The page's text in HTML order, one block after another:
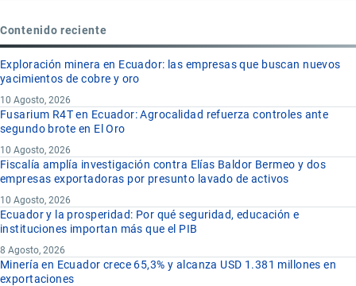
Contenido reciente
Exploración minera en Ecuador: las empresas que buscan nuevos
yacimientos de cobre y oro
10 Agosto, 2026
Fusarium R4T en Ecuador: Agrocalidad refuerza controles ante
segundo brote en El Oro
10 Agosto, 2026
Fiscalía amplía investigación contra Elías Baldor Bermeo y dos
empresas exportadoras por presunto lavado de activos
10 Agosto, 2026
Ecuador y la prosperidad: Por qué seguridad, educación e
instituciones importan más que el PIB
8 Agosto, 2026
Minería en Ecuador crece 65,3% y alcanza USD 1.381 millones en
exportaciones